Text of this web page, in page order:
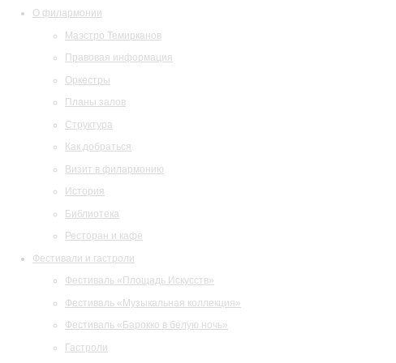
О филармонии
Маэстро Темирканов
Правовая информация
Оркестры
Планы залов
Структура
Как добраться
Визит в филармонию
История
Библиотека
Ресторан и кафе
Фестивали и гастроли
Фестиваль «Площадь Искусств»
Фестиваль «Музыкальная коллекция»
Фестиваль «Барокко в белую ночь»
Гастроли